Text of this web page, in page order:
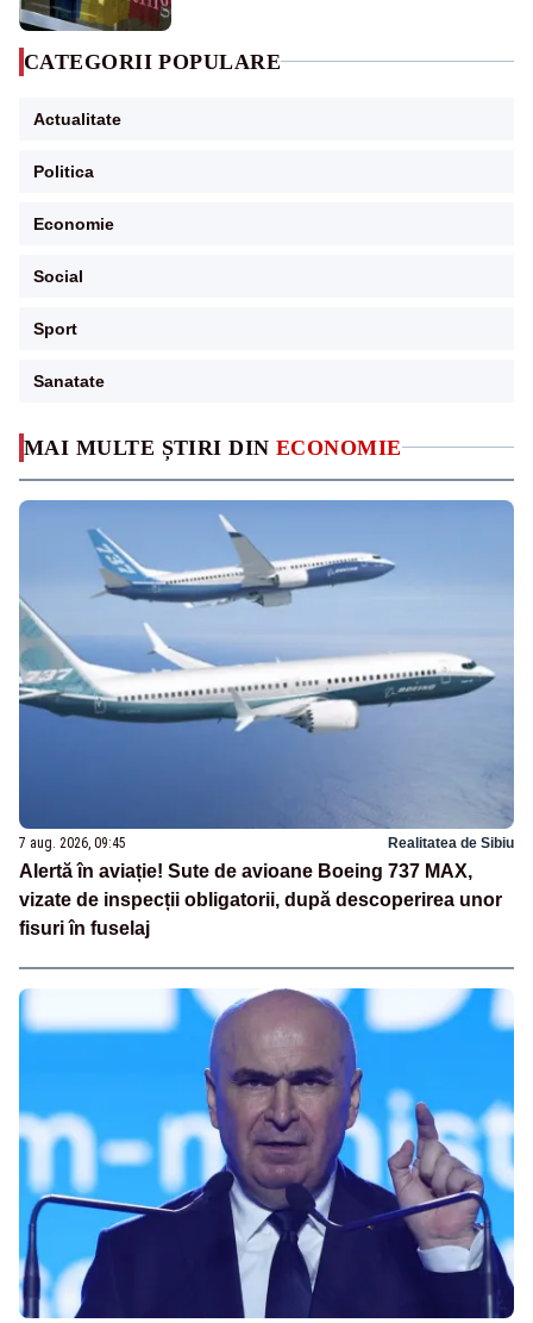
MAI MULTE ȘTIRI DIN ECONOMIE
7 aug. 2026, 09:45 Realitatea de Sibiu
Alertă în aviație! Sute de avioane Boeing 737 MAX,
vizate de inspecții obligatorii, după descoperirea unor
fisuri în fuselaj
CATEGORII POPULARE
Actualitate
Politica
Economie
Social
Sport
Sanatate